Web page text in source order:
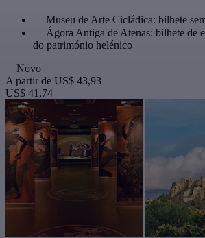
Museu de Arte Cicládica: bilhete
Ágora Antiga de Atenas: bilhete de
do património helénico
Novo
A partir de US$ 43,93
US$ 41,74